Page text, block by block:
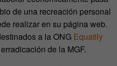
de una recreación personal
realizar en su página web.
a la ONG Equatily
de la MGF.